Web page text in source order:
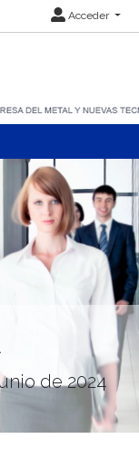
Acceder
de 2024